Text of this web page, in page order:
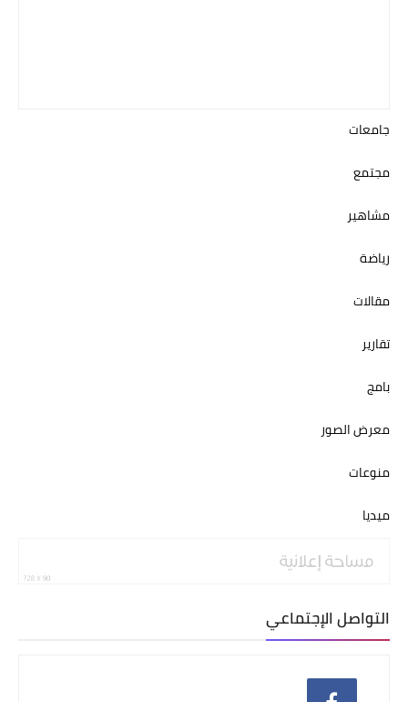
جامعات
مجتمع
مشاهير
رياضة
مقالات
تقارير
بامج
معرض الصور
منوعات
ميديا
التواصل الإجتماعي